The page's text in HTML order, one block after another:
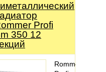
Profi
350 12
Rommer